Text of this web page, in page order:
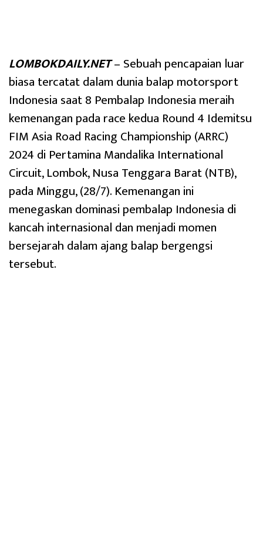
LOMBOKDAILY.NET– Sebuah pencapaian luar
biasa tercatat dalam dunia balap motorsport
Indonesia saat 8 Pembalap Indonesia meraih
kemenangan pada race kedua Round 4 Idemitsu
FIM Asia Road Racing Championship (ARRC)
2024 di Pertamina Mandalika International
Circuit, Lombok, Nusa Tenggara Barat (NTB),
pada Minggu, (28/7). Kemenangan ini
menegaskan dominasi pembalap Indonesia di
kancah internasional dan menjadi momen
bersejarah dalam ajang balap bergengsi
tersebut.